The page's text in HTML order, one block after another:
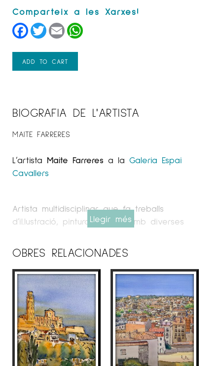
Facebook
TwitterEmail
ADD TO CART
BIOGRAFIA DE L'ARTISTA
MAITE FARRERES
L’artista Maite Farreres a la Galeria Espai
Cavallers
Artista multidisciplinar que fa treballs
d’il.lustració, pintura i dibuix amb diverses
l’acrílic i l’oli sobre tela o paper.
de Grau Superior a l’Escola d’Arts Pau Gargallo
i a l’Escola de Belles Arts de Lleida, amb els
estudis de Gestió i Administració Pública,
màster en Direcció Econòmica i Financera,
màster en Marketing Digital i Executive MBA.
Actualment centra els seus treballs en
l’aquarel·la combinada amb tinta xinesa. La
Llegir més
OBRES RELACIONADES